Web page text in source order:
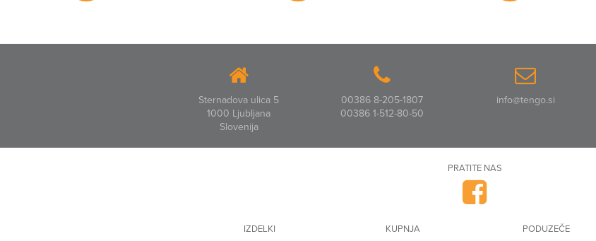
Sternadova ulica 5
1000 Ljubljana
Slovenija
00386 8-205-1807
00386 1-512-80-50
info@tengo.si
PRATITE NAS
IZDELKI KUPNJA PODUZEČE